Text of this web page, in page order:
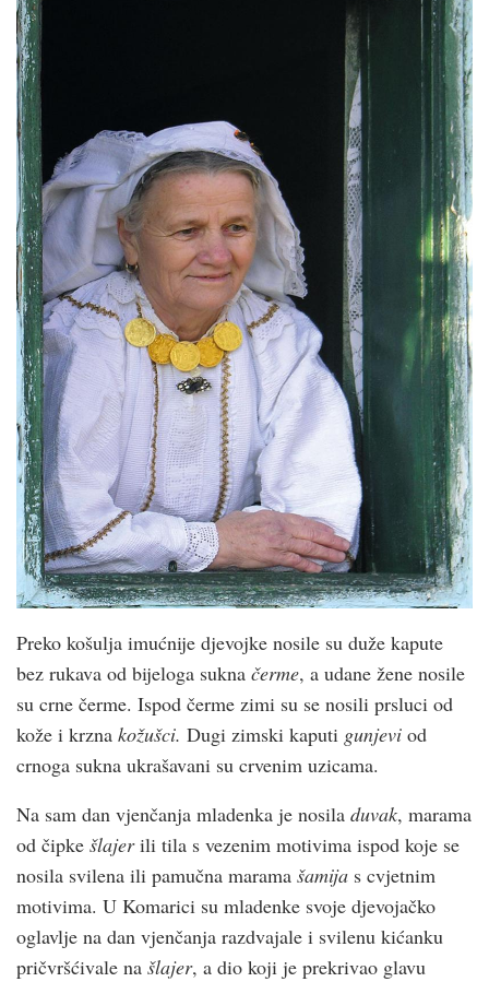
Preko košulja imućnije djevojke nosile su duže kapute
bez rukava od bijeloga sukna čerme, a udane žene nosile
su crne čerme. Ispod čerme zimi su se nosili prsluci od
kože i krzna kožušci. Dugi zimski kaputi gunjevi od
crnoga sukna ukrašavani su crvenim uzicama.
Na sam dan vjenčanja mladenka je nosila duvak, marama
od čipke šlajerili tila s vezenim motivima ispod koje se
nosila svilena ili pamučna marama šamija s cvjetnim
motivima. U Komarici su mladenke svoje djevojačko
oglavlje na dan vjenčanja razdvajale i svilenu kićanku
pričvršćivale na šlajer, a dio koji je prekrivao glavu